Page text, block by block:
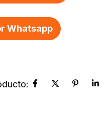
Whatsapp